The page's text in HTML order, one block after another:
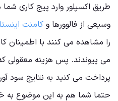
طریق اکسپلور وارد پیج کاری
وسیعی از فالوورها و کامنت
را مشاهده می کنند با اطمینان
می پیوندند. پس هزینه معقولی که
پرداخت می کنید به نتایج سود
حتما شما هم به این موضوع به